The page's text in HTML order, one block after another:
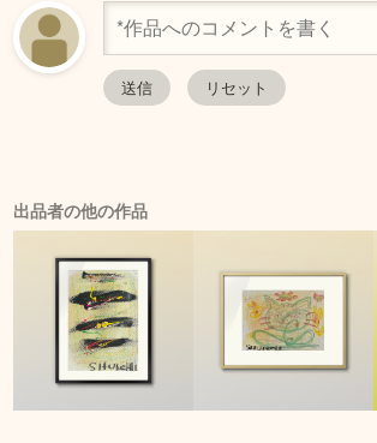
出品者の他の作品